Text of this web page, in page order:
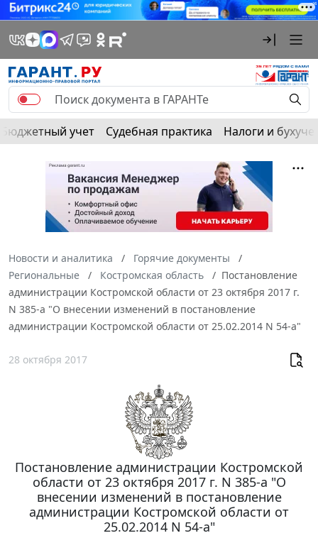
Бюджетный учет Судебная практика Налоги и
Новости и аналитика
Горячие документы
Региональные
Костромская область
Постановление
администрации Костромской области от 23 октября 2017 г.
N 385-а "О внесении изменений в постановление
администрации Костромской области от 25.02.2014 N 54-а"
28 октября 2017
Постановление администрации Костромской
области от 23 октября 2017 г. N 385-а "О
внесении изменений в постановление
администрации Костромской области от
25.02.2014 N 54-а"